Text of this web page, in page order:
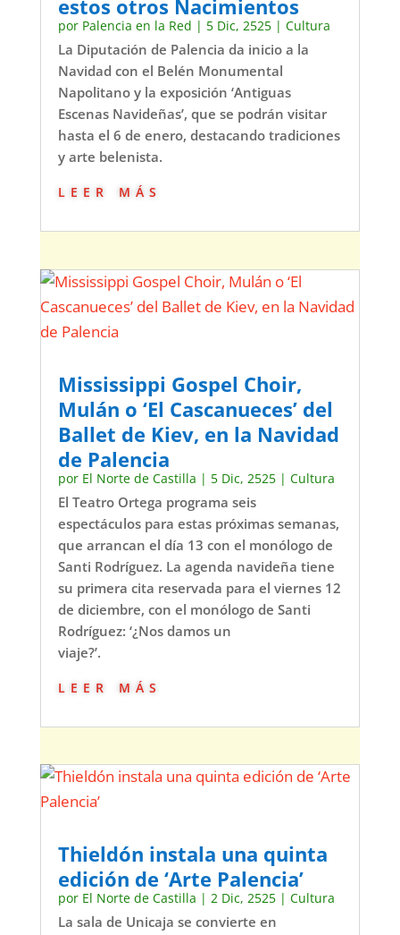
estos otros Nacimientos
por Palencia en la Red | 5 Dic, 2525| Cultura
La Diputación de Palencia da inicio a la
Navidad con el Belén Monumental
Napolitano y la exposición ‘Antiguas
Escenas Navideñas’, que se podrán visitar
hasta el 6 de enero, destacando tradiciones
y arte belenista.
leer más
Mississippi Gospel Choir,
Mulán o ‘El Cascanueces’ del
Ballet de Kiev, en la Navidad
de Palencia
por El Norte de Castilla | 5 Dic, 2525| Cultura
El Teatro Ortega programa seis
espectáculos para estas próximas semanas,
que arrancan el día 13 con el monólogo de
Santi Rodríguez. La agenda navideña tiene
su primera cita reservada para el viernes 12
de diciembre, con el monólogo de Santi
Rodríguez: ‘¿Nos damos un
viaje?’.
leer más
Thieldón instala una quinta
edición de ‘Arte Palencia’
por El Norte de Castilla | 2 Dic, 2525| Cultura
La sala de Unicaja se convierte en